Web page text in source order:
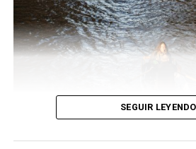
SEGUIR LEYENDO